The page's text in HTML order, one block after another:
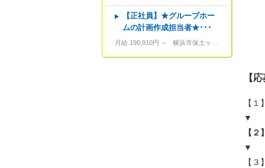
【
【
▼
【
▼
【３
【正社員】★グループホー
ムの計画作成担当者★･･･
月給 190,910円 ～ 横浜市保土ヶ谷区岩間町 1-8-12